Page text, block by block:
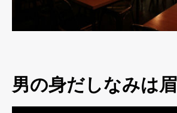
男の身だしなみは眉